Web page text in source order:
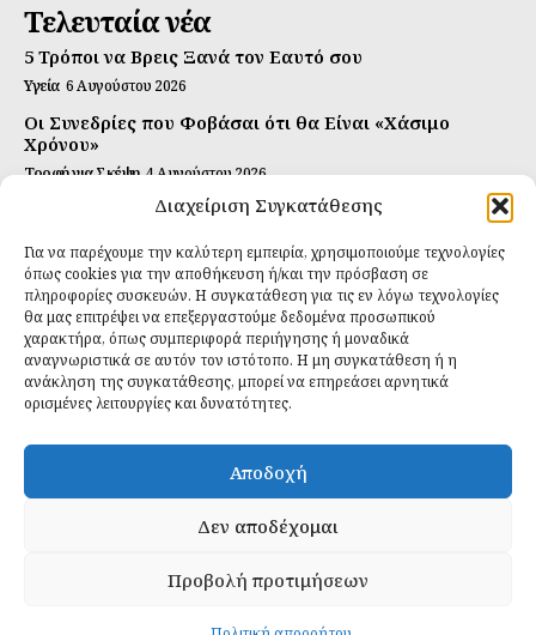
Διαχείριση Συγκατάθεσης
Για να παρέχουμε την καλύτερη εμπειρία, χρησιμοποιούμε τεχνολογίες
όπως cookies για την αποθήκευση ή/και την πρόσβαση σε
πληροφορίες συσκευών. Η συγκατάθεση για τις εν λόγω τεχνολογίες
θα μας επιτρέψει να επεξεργαστούμε δεδομένα προσωπικού
χαρακτήρα, όπως συμπεριφορά περιήγησης ή μοναδικά
αναγνωριστικά σε αυτόν τον ιστότοπο. Η μη συγκατάθεση ή η
ανάκληση της συγκατάθεσης, μπορεί να επηρεάσει αρνητικά
ορισμένες λειτουργίες και δυνατότητες.
Αποδοχή
Δεν αποδέχομαι
Προβολή προτιμήσεων
Τελευταία νέα
5 Τρόποι να Βρεις Ξανά τον Εαυτό σου
Υγεία 6 Αυγούστου 2026
Οι Συνεδρίες που Φοβάσαι ότι θα Είναι «Χάσιμο
Χρόνου»
Τροφή για Σκέψη 4 Αυγούστου 2026
Αυτή Είναι η Συνταγή για Τέλεια Κομπούτσα
Ιδανικές Τροφές 26 Ιουλίου 2026
Εγγραφείτε
ΕΓΓΡΑΦΉ
Έχω διαβάσει και δέχομαι τηνπολιτική απορρήτου